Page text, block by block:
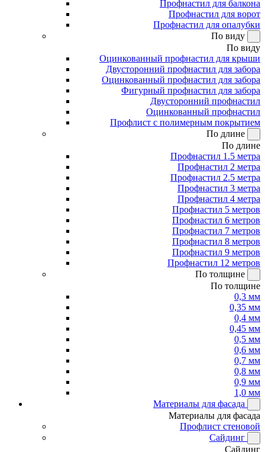
Профнастил для балкона
Профнастил для ворот
Профнастил для опалубки
По виду
По виду
Оцинкованный профнастил для крыши
Двусторонний профнастил для забора
Оцинкованный профнастил для забора
Фигурный профнастил для забора
Двусторонний профнастил
Оцинкованный профнастил
Профлист с полимерным покрытием
По длине
По длине
Профнастил 1.5 метра
Профнастил 2 метра
Профнастил 2.5 метра
Профнастил 3 метра
Профнастил 4 метра
Профнастил 5 метров
Профнастил 6 метров
Профнастил 7 метров
Профнастил 8 метров
Профнастил 9 метров
Профнастил 12 метров
По толщине
По толщине
0,3 мм
0,35 мм
0,4 мм
0,45 мм
0,5 мм
0,6 мм
0,7 мм
0,8 мм
0,9 мм
1,0 мм
Материалы для фасада
Материалы для фасада
Профлист стеновой
Сайдинг
Сайдинг